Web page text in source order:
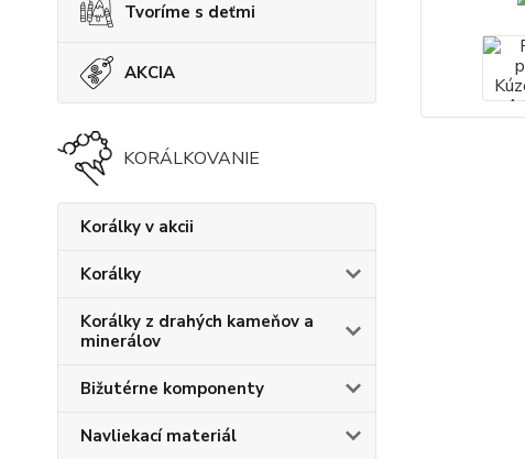
Tvoríme s deťmi
AKCIA
KORÁLKOVANIE
Korálky v akcii
Korálky
Korálky z drahých kameňov a
minerálov
Bižutérne komponenty
Navliekací materiál